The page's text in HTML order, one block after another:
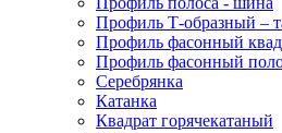
Профиль Т-образный –
Профиль фасонный
Профиль фасонный
Серебрянка
Катанка
Квадрат горячекатаный